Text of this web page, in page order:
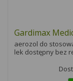
Gardimax
aerozol do
lek dostępny bez